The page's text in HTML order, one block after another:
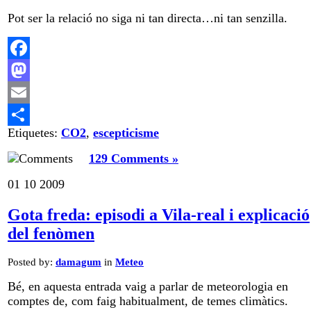
Pot ser la relació no siga ni tan directa…ni tan senzilla.
Facebook
Mastodon
Email
Comparteix
Etiquetes: CO2, escepticisme
129 Comments »
01 10 2009
Gota freda: episodi a Vila-real i explicació
del fenòmen
Posted by: damagum in Meteo
Bé, en aquesta entrada vaig a parlar de meteorologia en
comptes de, com faig habitualment, de temes climàtics.